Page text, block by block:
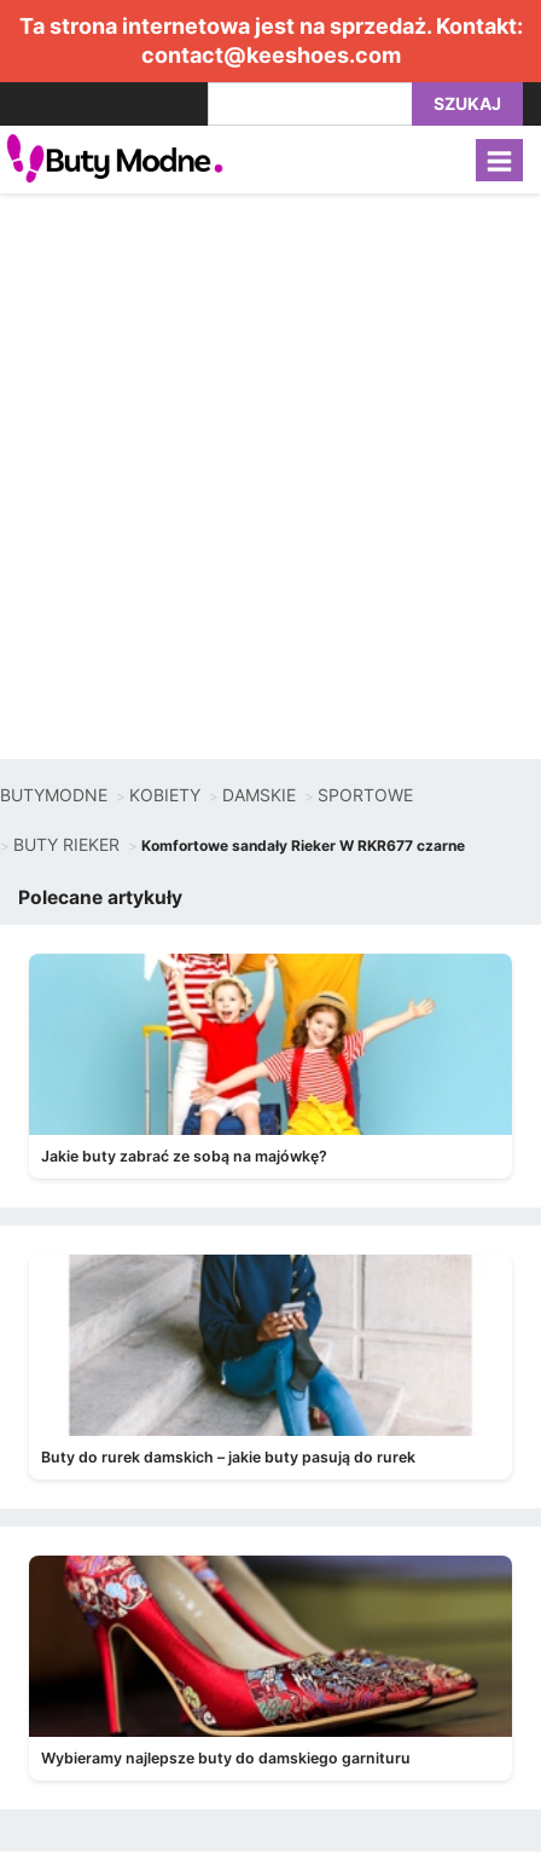
Ta strona internetowa jest na sprzedaż. Kontakt:
contact@keeshoes.com
SZUKAJ
BUTYMODNE KOBIETY DAMSKIE SPORTOWE
BUTY RIEKER Komfortowe sandały Rieker W RKR677 czarne
Polecane artykuły
Jakie buty zabrać ze sobą na majówkę?
Buty do rurek damskich – jakie buty pasują do rurek
Wybieramy najlepsze buty do damskiego garnituru